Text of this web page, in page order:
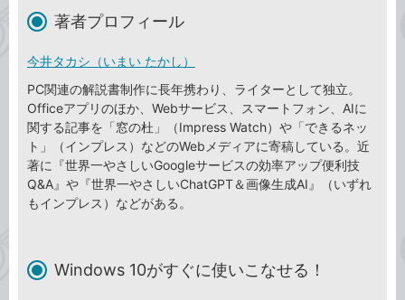
著者プロフィール
今井タカシ（いまい たかし）
PC関連の解説書制作に長年携わり、ライターとして独立。
Officeアプリのほか、Webサービス、スマートフォン、AIに
関する記事を「窓の杜」（Impress Watch）や「できるネッ
ト」（インプレス）などのWebメディアに寄稿している。近
著に『世界一やさしいGoogleサービスの効率アップ便利技
Q&A』や『世界一やさしいChatGPT＆画像生成AI』（いずれ
もインプレス）などがある。
Windows 10がすぐに使いこなせる！